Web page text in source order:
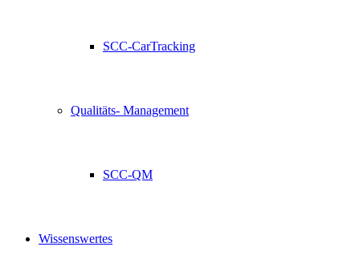
SCC-CarTracking
Qualitäts- Management
SCC-QM
Wissenswertes